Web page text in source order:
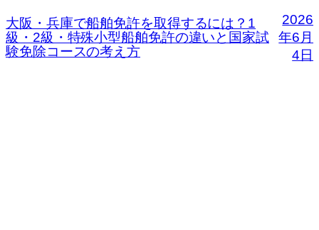
大阪・兵庫で船舶免許を取得するには？1
級・2級・特殊小型船舶免許の違いと国家試
験免除コースの考え方
2026
年6月
4日